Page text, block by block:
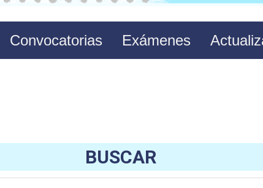
Convocatorias Exámenes
BUSCAR